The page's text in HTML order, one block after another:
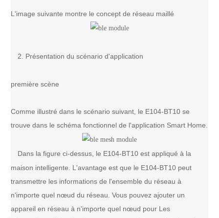
L'image suivante montre le concept de réseau maillé
2. Présentation du scénario d'application
première scène
Comme illustré dans le scénario suivant, le E104-BT10 se
trouve dans le schéma fonctionnel de l'application Smart Home.
Dans la figure ci-dessus, le E104-BT10 est appliqué à la
maison intelligente. L'avantage est que le E104-BT10 peut
transmettre les informations de l'ensemble du réseau à
n'importe quel nœud du réseau. Vous pouvez ajouter un
appareil en réseau à n'importe quel nœud pour Les